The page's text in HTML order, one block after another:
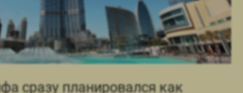
сразу планировался как